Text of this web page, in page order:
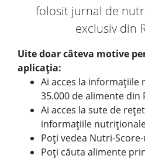
folosit jurnal de
exclusiv din
Uite doar câteva motive
aplicația:
Ai acces la informațiile
35.000 de alimente din
Ai acces la sute de
informațiile
Poți vedea Nutri-
Poți căuta alimente